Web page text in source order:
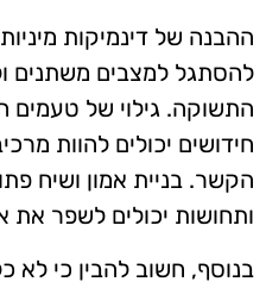
ההבנה של דינמיקות
להסתגל למצבים משתנים
התשוקה. גילוי של טעמים
חידושים יכולים להוות
הקשר. בניית אמון ושיח
ותחושות יכולים לשפר את
בנוסף, חשוב להבין כי לא